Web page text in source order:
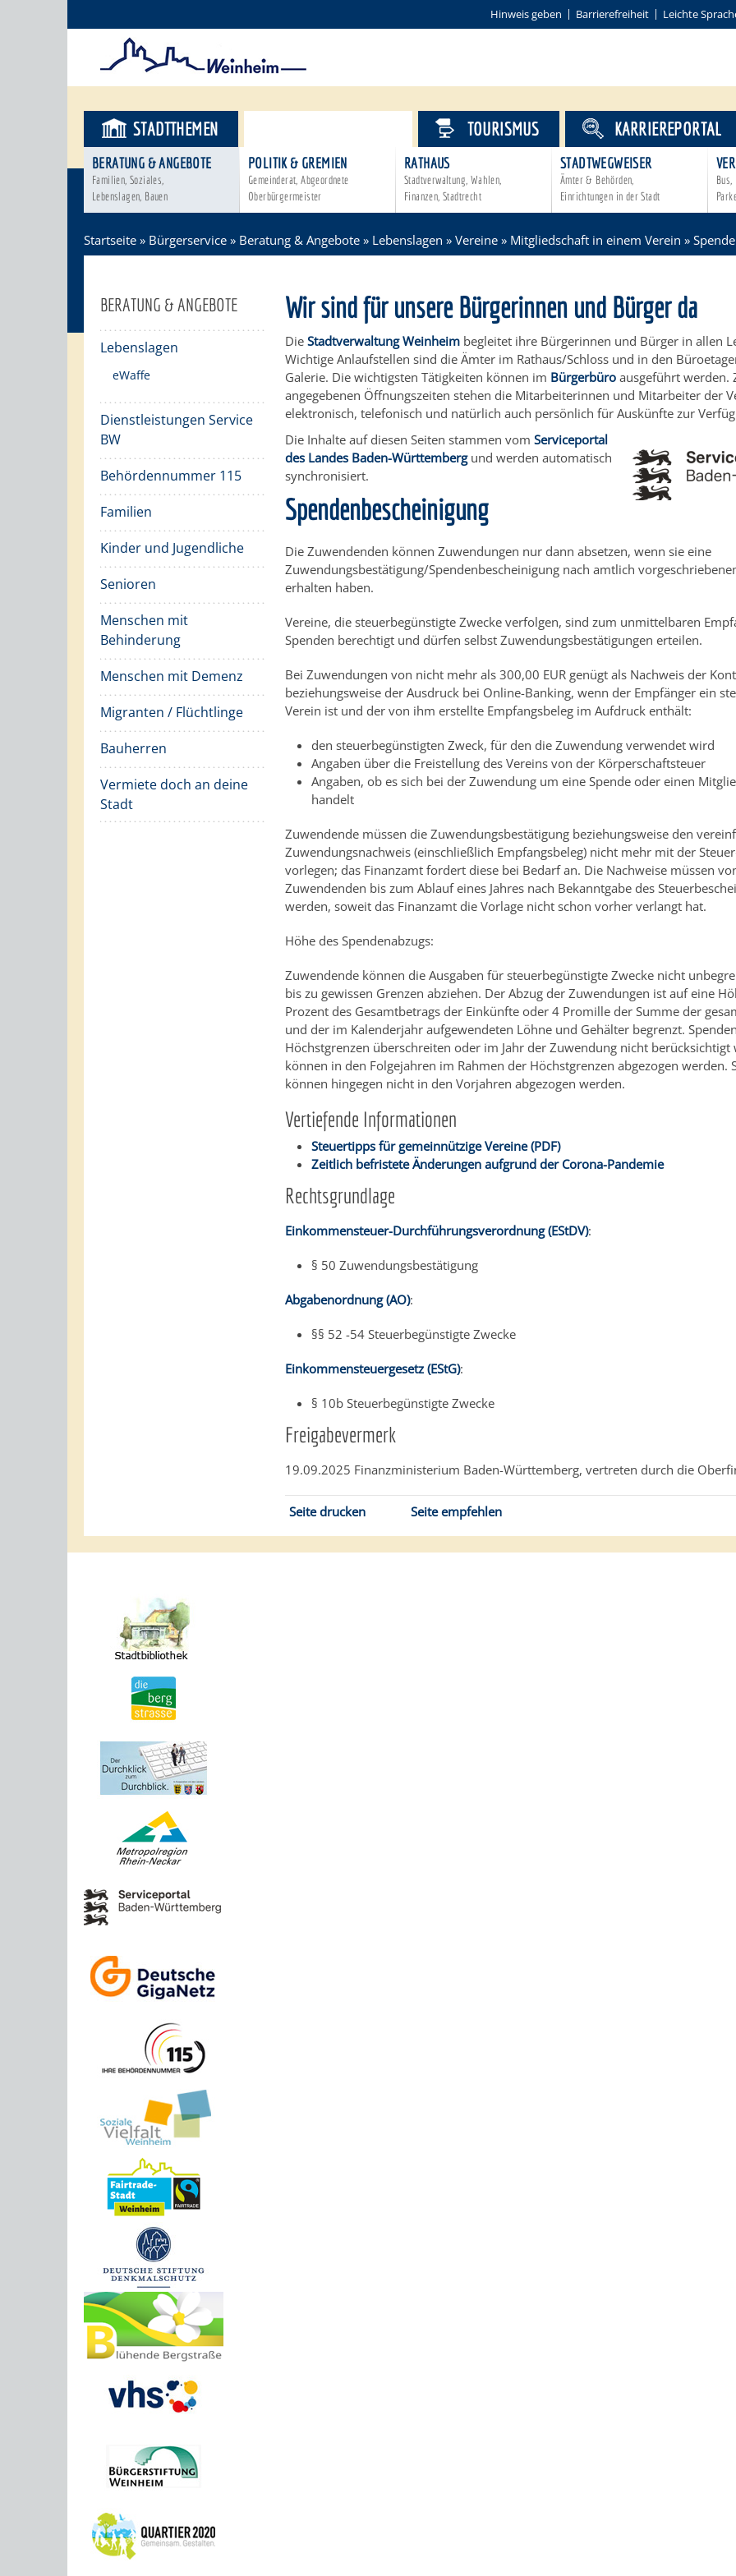
Hinweis geben Barrierefreiheit Leichte
STADTTHEMEN
BERATUNG & ANGEBOTE
Familien, Soziales,
Lebenslagen, Bauen
POLITIK & GREMIEN
Gemeinderat, Abgeordnete
Oberbürgermeister
RATHAUS
Stadtverwaltung, Wahlen,
Finanzen, Stadtrecht
STADTWEGWEISER
Ämter & Behörden,
Einrichtungen in der Stadt
Bus,
TOURISMUS KARRIEREPORTAL
Startseite » Bürgerservice » Beratung & Angebote » Lebenslagen » Vereine » Mitgliedschaft in einem Verein »
BERATUNG & ANGEBOTE
Lebenslagen
eWaffe
Dienstleistungen Service
BW
Behördennummer 115
Familien
Kinder und Jugendliche
Senioren
Menschen mit
Behinderung
Menschen mit Demenz
Migranten / Flüchtlinge
Bauherren
Vermiete doch an deine
Stadt
Wir sind für unsere Bürgerinnen und Bürger da
DieStadtverwaltung Weinheim begleitet ihre Bürgerinnen und Bürger in allen
Wichtige Anlaufstellen sind die Ämter im Rathaus/Schloss und in den
Galerie. Die wichtigsten Tätigkeiten können im Bürgerbüro ausgeführt werden.
angegebenen Öffnungszeiten stehen die Mitarbeiterinnen und Mitarbeiter der
elektronisch, telefonisch und natürlich auch persönlich für Auskünfte zur
Die Inhalte auf diesen Seiten stammen vomServiceportal
des Landes Baden-Württembergund werden automatisch
synchronisiert.
Spendenbescheinigung
Die Zuwendenden können Zuwendungen nur dann absetzen, wenn sie eine
Zuwendungsbestätigung/Spendenbescheinigung nach amtlich
erhalten haben.
Vereine, die steuerbegünstigte Zwecke verfolgen, sind zum unmittelbaren
Spenden berechtigt und dürfen selbst Zuwendungsbestätigungen erteilen.
Bei Zuwendungen von nicht mehr als 300,00 EUR genügt als Nachweis der
beziehungsweise der Ausdruck bei Online-Banking, wenn der Empfänger ein
Verein ist und der von ihm erstellte Empfangsbeleg im Aufdruck enthält:
den steuerbegünstigten Zweck, für den die Zuwendung verwendet wird
Angaben über die Freistellung des Vereins von der Körperschaftsteuer
Angaben, ob es sich bei der Zuwendung um eine Spende oder einen
handelt
Zuwendende müssen die Zuwendungsbestätigung beziehungsweise den
Zuwendungsnachweis (einschließlich Empfangsbeleg) nicht mehr mit der
vorlegen; das Finanzamt fordert diese bei Bedarf an. Die Nachweise müssen
Zuwendenden bis zum Ablauf eines Jahres nach Bekanntgabe des
werden, soweit das Finanzamt die Vorlage nicht schon vorher verlangt hat.
Höhe des Spendenabzugs:
Zuwendende können die Ausgaben für steuerbegünstigte Zwecke nicht
bis zu gewissen Grenzen abziehen. Der Abzug der Zuwendungen ist auf eine
Prozent des Gesamtbetrags der Einkünfte oder 4 Promille der Summe der
und der im Kalenderjahr aufgewendeten Löhne und Gehälter begrenzt.
Höchstgrenzen überschreiten oder im Jahr der Zuwendung nicht berücksichtigt
können in den Folgejahren im Rahmen der Höchstgrenzen abgezogen werden.
können hingegen nicht in den Vorjahren abgezogen werden.
Vertiefende Informationen
Steuertipps für gemeinnützige Vereine (PDF)
Zeitlich befristete Änderungen aufgrund der Corona-Pandemie
Rechtsgrundlage
Einkommensteuer-Durchführungsverordnung (EStDV):
§ 50 Zuwendungsbestätigung
Abgabenordnung (AO):
§§ 52 -54 Steuerbegünstigte Zwecke
Einkommensteuergesetz (EStG):
§ 10b Steuerbegünstigte Zwecke
Freigabevermerk
19.09.2025 Finanzministerium Baden-Württemberg, vertreten durch die
Seite drucken Seite empfehlen